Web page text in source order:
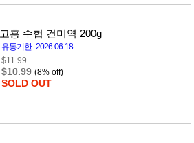
고흥 수협 건미역 200g
유통기한 : 2026-06-18
$11.99
$10.99 (8% off)
SOLD OUT